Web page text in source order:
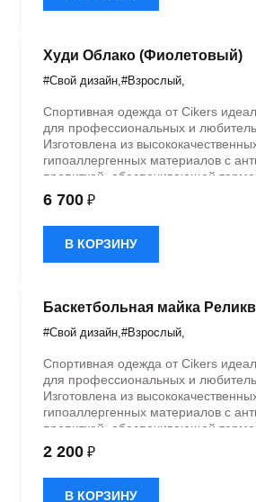
Худи Облако (Фиолетовый)
#Свой дизайн #Взрослый
Спортивная одежда от Cikers
для профессиональных и
Изготовлена из
гипоаллергенных материалов с
пропиткой, обеспечивающей
быстрое влагоотведение. Одежда
эластичностью в 5 направлениях и
дизайном.
6 700 ₽
В КОРЗИНУ
Баскетбольная майка
#Свой дизайн #Взрослый
Спортивная одежда от Cikers
для профессиональных и
Изготовлена из
гипоаллергенных материалов с
пропиткой, обеспечивающей
быстрое влагоотведение. Одежда
эластичностью в 5 направлениях и
дизайном.
2 200 ₽
В КОРЗИНУ